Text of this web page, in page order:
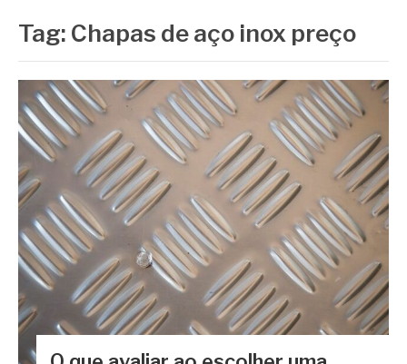
Tag: Chapas de aço inox preço